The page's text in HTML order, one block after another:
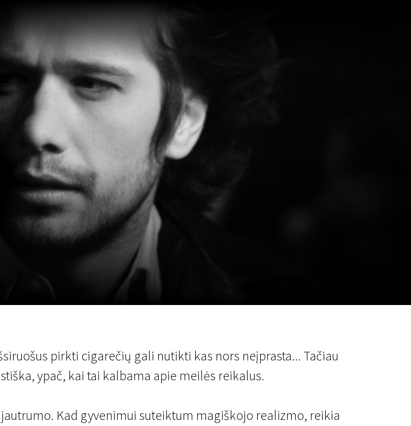
pirkti cigarečių gali nutikti kas nors neįprasta... Tačiau
ypač, kai tai kalbama apie meilės reikalus.
Kad gyvenimui suteiktum magiškojo realizmo, reikia